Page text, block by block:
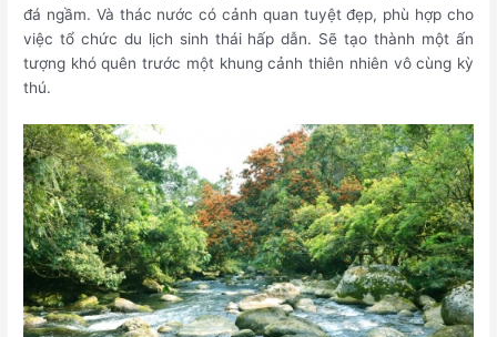
đá ngầm. Và thác nước có cảnh quan tuyệt đẹp, phù hợp cho
việc tổ chức du lịch sinh thái hấp dẫn. Sẽ tạo thành một ấn
tượng khó quên trước một khung cảnh thiên nhiên vô cùng kỳ
thú.